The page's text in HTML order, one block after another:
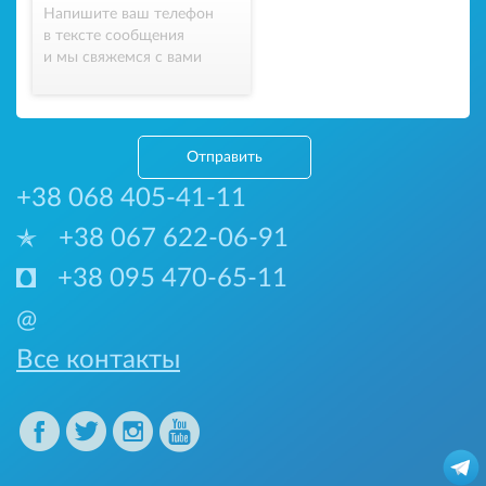
Напишите ваш телефон
в тексте сообщения
и мы свяжемся с вами
Отправить
+38 068 405-41-11
+38 067 622-06-91
+38 095 470-65-11
@
Все контакты